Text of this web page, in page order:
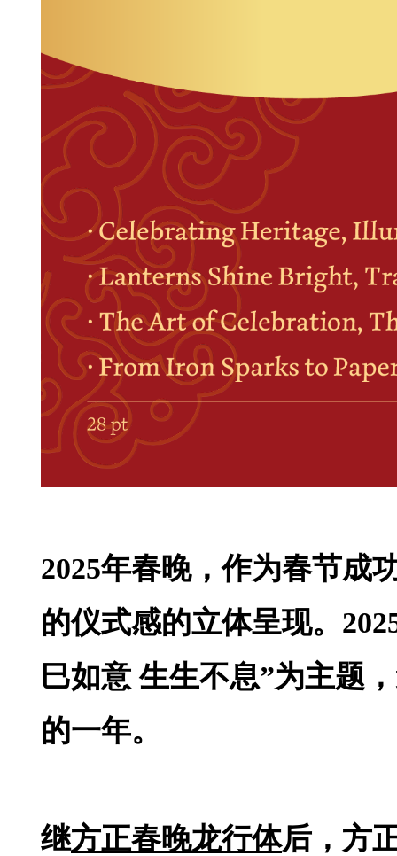
2025年春晚，作为春节成
的仪式感的立体呈现。
巳如意 生生不息”为主题
的一年。
继方正春晚龙行体后，方